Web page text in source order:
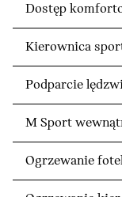
Dostęp
Kierownica
Podparcie
M Sport
Ogrzewanie